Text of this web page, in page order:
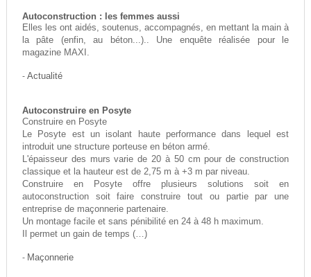
Autoconstruction : les femmes aussi
Elles les ont aidés, soutenus, accompagnés, en mettant la main à
la pâte (enfin, au béton...).. Une enquête réalisée pour le
magazine MAXI.
- Actualité
Autoconstruire en Posyte
Construire en Posyte
Le Posyte est un isolant haute performance dans lequel est
introduit une structure porteuse en béton armé.
L'épaisseur des murs varie de 20 à 50 cm pour de construction
classique et la hauteur est de 2,75 m à +3 m par niveau.
Construire en Posyte offre plusieurs solutions soit en
autoconstruction soit faire construire tout ou partie par une
entreprise de maçonnerie partenaire.
Un montage facile et sans pénibilité en 24 à 48 h maximum.
Il permet un gain de temps (…)
- Maçonnerie